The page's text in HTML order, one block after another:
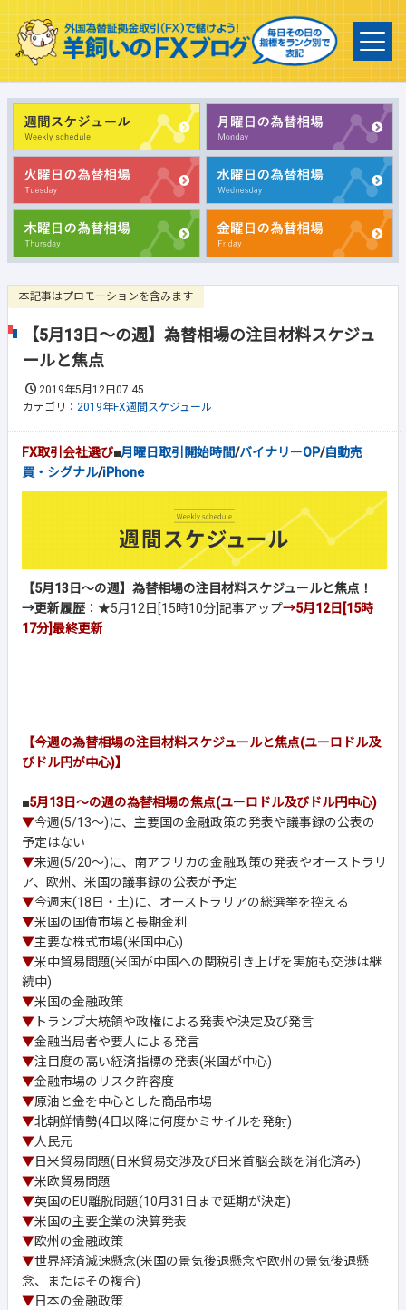
本記事はプロモーションを含みます
【5月13日～の週】為替相場の注目材料スケジュ
ールと焦点
2019年5月12日07:45
カテゴリ： 2019年FX週間スケジュール
FX取引会社選び■月曜日取引開始時間/バイナリーOP/自動売
買・シグナル/iPhone
【5月13日～の週】為替相場の注目材料スケジュールと焦点！
→更新履歴 ：★5月12日[15時10分]記事アップ→5月12日[15時
17分]最終更新
【今週の為替相場の注目材料スケジュールと焦点(ユーロドル及
びドル円が中心)】
■5月13日～の週の為替相場の焦点(ユーロドル及びドル円中心)
▼今週(5/13～)に、主要国の金融政策の発表や議事録の公表の
予定はない
▼来週(5/20～)に、南アフリカの金融政策の発表やオーストラリ
ア、欧州、米国の議事録の公表が予定
▼今週末(18日・土)に、オーストラリアの総選挙を控える
▼米国の国債市場と長期金利
▼主要な株式市場(米国中心)
▼米中貿易問題(米国が中国への関税引き上げを実施も交渉は継
続中)
▼米国の金融政策
▼ トランプ大統領や政権による発表や決定及び発言
▼金融当局者や要人による発言
▼注目度の高い経済指標の発表(米国が中心)
▼金融市場のリスク許容度
▼原油と金を中心とした商品市場
▼北朝鮮情勢(4日以降に何度かミサイルを発射)
▼人民元
▼日米貿易問題(日米貿易交渉及び日米首脳会談を消化済み)
▼米欧貿易問題
▼英国のEU離脱問題(10月31日まで延期が決定)
▼米国の主要企業の決算発表
▼欧州の金融政策
▼世界経済減速懸念(米国の景気後退懸念や欧州の景気後退懸
念、またはその複合)
▼日本の金融政策